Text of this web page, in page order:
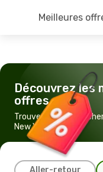
Meilleures
Découvrez les
offres
Trouvez un vol pas
New York
Aller-retour